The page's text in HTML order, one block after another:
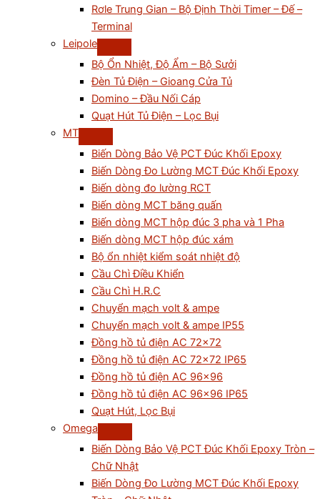
Rơle Trung Gian – Bộ Định Thời Timer – Đế –
Terminal
Leipole
Bộ Ổn Nhiệt, Độ Ẩm – Bộ Sưởi
Đèn Tủ Điện – Gioang Cửa Tủ
Domino – Đầu Nối Cáp
Quạt Hút Tủ Điện – Lọc Bụi
MT
Biến Dòng Bảo Vệ PCT Đúc Khối Epoxy
Biến Dòng Đo Lường MCT Đúc Khối Epoxy
Biến dòng đo lường RCT
Biến dòng MCT băng quấn
Biến dòng MCT hộp đúc 3 pha và 1 Pha
Biến dòng MCT hộp đúc xám
Bộ ổn nhiệt kiểm soát nhiệt độ
Cầu Chì Điều Khiển
Cầu Chì H.R.C
Chuyển mạch volt & ampe
Chuyển mạch volt & ampe IP55
Đồng hồ tủ điện AC 72×72
Đồng hồ tủ điện AC 72×72 IP65
Đồng hồ tủ điện AC 96×96
Đồng hồ tủ điện AC 96×96 IP65
Quạt Hút, Lọc Bụi
Omega
Biến Dòng Bảo Vệ PCT Đúc Khối Epoxy Tròn –
Chữ Nhật
Biến Dòng Đo Lường MCT Đúc Khối Epoxy